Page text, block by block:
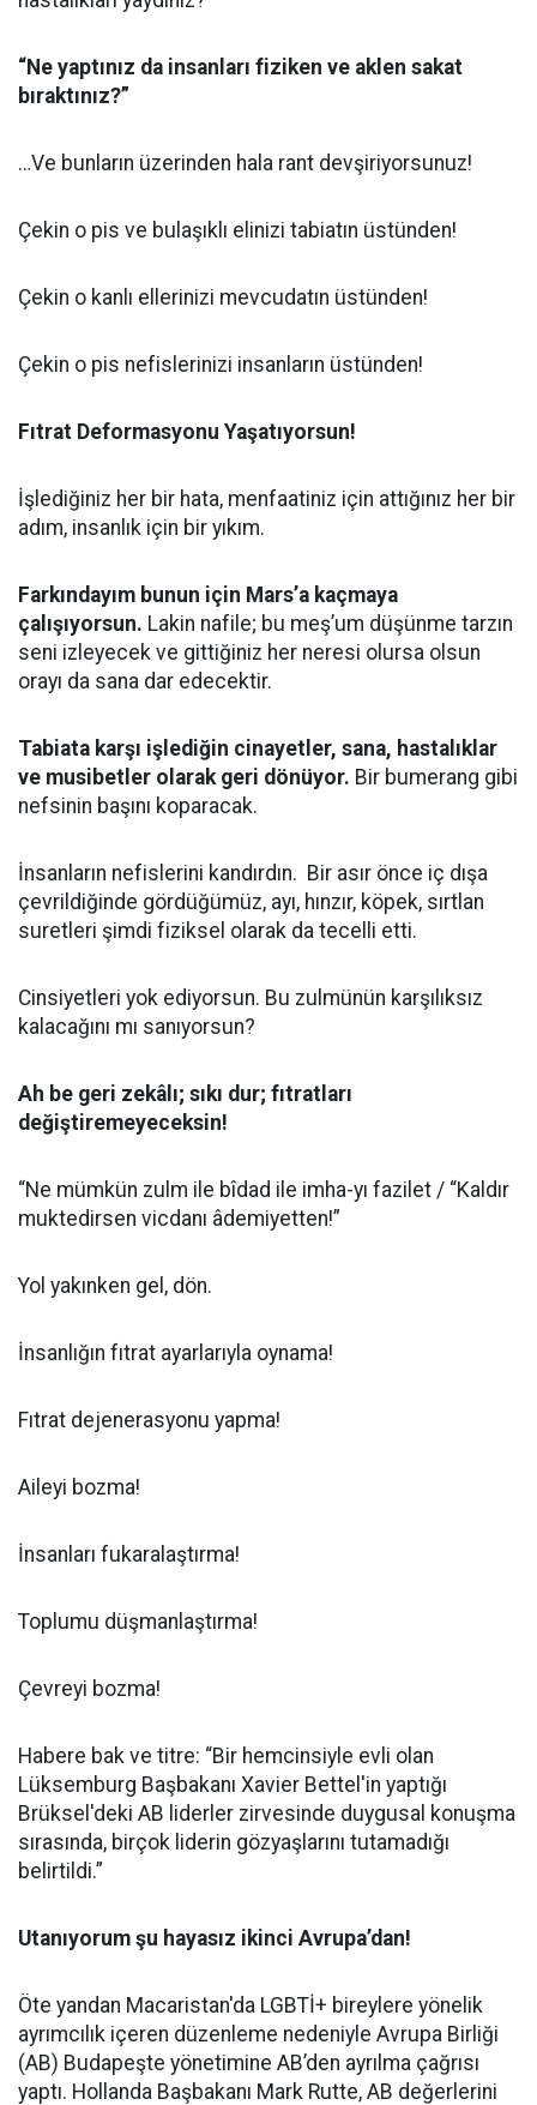
“Ne yaptınız da insanları fiziken ve aklen sakat
bıraktınız?”
…Ve bunların üzerinden hala rant devşiriyorsunuz!
Çekin o pis ve bulaşıklı elinizi tabiatın üstünden!
Çekin o kanlı ellerinizi mevcudatın üstünden!
Çekin o pis nefislerinizi insanların üstünden!
Fıtrat Deformasyonu Yaşatıyorsun!
İşlediğiniz her bir hata, menfaatiniz için attığınız her bir
adım, insanlık için bir yıkım.
Farkındayım bunun için Mars’a kaçmaya
çalışıyorsun. Lakin nafile; bu meş’um düşünme tarzın
seni izleyecek ve gittiğiniz her neresi olursa olsun
orayı da sana dar edecektir.
Tabiata karşı işlediğin cinayetler, sana, hastalıklar
ve musibetler olarak geri dönüyor. Bir bumerang gibi
nefsinin başını koparacak.
İnsanların nefislerini kandırdın. Bir asır önce iç dışa
çevrildiğinde gördüğümüz, ayı, hınzır, köpek, sırtlan
suretleri şimdi fiziksel olarak da tecelli etti.
Cinsiyetleri yok ediyorsun. Bu zulmünün karşılıksız
kalacağını mı sanıyorsun?
Ah be geri zekâlı; sıkı dur; fıtratları
değiştiremeyeceksin!
“Ne mümkün zulm ile bîdad ile imha-yı fazilet / “Kaldır
muktedirsen vicdanı âdemiyetten!”
Yol yakınken gel, dön.
İnsanlığın fıtrat ayarlarıyla oynama!
Fıtrat dejenerasyonu yapma!
Aileyi bozma!
İnsanları fukaralaştırma!
Toplumu düşmanlaştırma!
Çevreyi bozma!
Habere bak ve titre: “Bir hemcinsiyle evli olan
Lüksemburg Başbakanı Xavier Bettel'in yaptığı
Brüksel'deki AB liderler zirvesinde duygusal konuşma
sırasında, birçok liderin gözyaşlarını tutamadığı
belirtildi.”
Utanıyorum şu hayasız ikinci Avrupa’dan!
Öte yandan Macaristan'da LGBTİ+ bireylere yönelik
ayrımcılık içeren düzenleme nedeniyle Avrupa Birliği
(AB) Budapeşte yönetimine AB’den ayrılma çağrısı
yaptı. Hollanda Başbakanı Mark Rutte, AB değerlerini